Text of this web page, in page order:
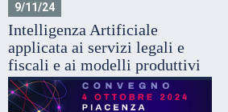
9/11/24
Intelligenza Artificiale
applicata ai servizi legali e
fiscali e ai modelli produttivi